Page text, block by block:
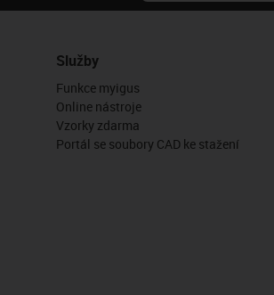
Služby
Funkce myigus
Online nástroje
Vzorky zdarma
Portál se soubory CAD ke stažení